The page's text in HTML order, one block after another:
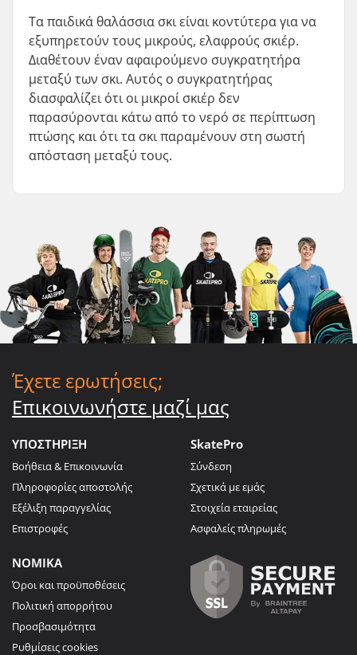
Τα παιδικά θαλάσσια σκι είναι κοντύτερα για να
εξυπηρετούν τους μικρούς, ελαφρούς σκιέρ.
Διαθέτουν έναν αφαιρούμενο συγκρατητήρα
μεταξύ των σκι. Αυτός ο συγκρατητήρας
διασφαλίζει ότι οι μικροί σκιέρ δεν
παρασύρονται κάτω από το νερό σε περίπτωση
πτώσης και ότι τα σκι παραμένουν στη σωστή
απόσταση μεταξύ τους.
Έχετε ερωτήσεις;
Επικοινωνήστε μαζί μας
ΥΠΟΣΤΗΡΙΞΗ
Βοήθεια & Επικοινωνία
Πληροφορίες αποστολής
Εξέλιξη παραγγελίας
Επιστροφές
SkatePro
Σύνδεση
Σχετικά με εμάς
Στοιχεία εταιρείας
Ασφαλείς πληρωμές
ΝΟΜΙΚΑ
Όροι και προϋποθέσεις
Πολιτική απορρήτου
Προσβασιμότητα
Ρυθμίσεις cookies